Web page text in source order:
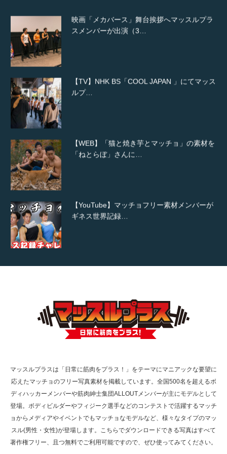
映画「メカバース」舞台挨拶へマッスルプラ
スメンバーが出演（3…
【TV】NHK BS「COOL JAPAN 」にてマッス
ルプ…
【WEB】「猫と焼き芋とマッチョ」の素材を
「ねとらぼ」さんに…
【YouTube】マッチョフリー素材メンバーが
ギネス世界記録…
【TV】TBS番組「ひるおび」にてマッスルプ
TOKYO FMラジオ番組「ONE MORNING」
で紹介さ…
た（6/8放送）
マッスルプラスは「日常に筋肉をプラス！」をテーマにマニアックな要望に
応えたマッチョのフリー写真素材を掲載しています。全国500名を超えるボ
ディハッカーメンバーや筋肉紳士集団ALLOUTメンバーが主にモデルとして
登場。ボディビルダーやフィジーク選手などのコンテストで活躍するマッチ
ョからメディアやイベントでもマッチョなモデルなど、様々なタイプのマッ
スル(男性・女性)が登場します。こちらでダウンロードできる写真はすべて
著作権フリー、且つ無料でご利用可能ですので、ぜひ使ってみてください。